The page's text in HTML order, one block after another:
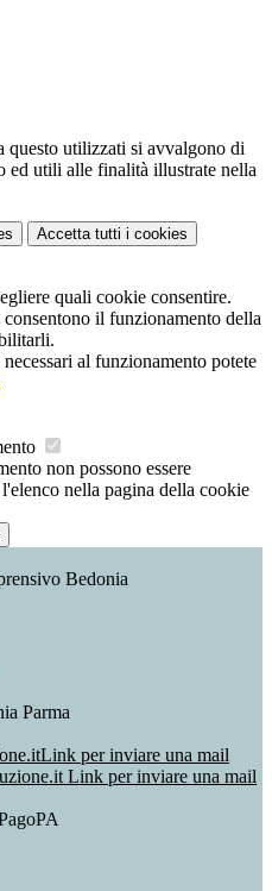
questo utilizzati si avvalgono di
ed utili alle finalità illustrate nella
Accetta tutti i cookies
quali cookie consentire.
il funzionamento della
al funzionamento potete
non possono essere
nella pagina della cookie
Bedonia
Parma
Link per inviare una mail
Link per inviare una mail